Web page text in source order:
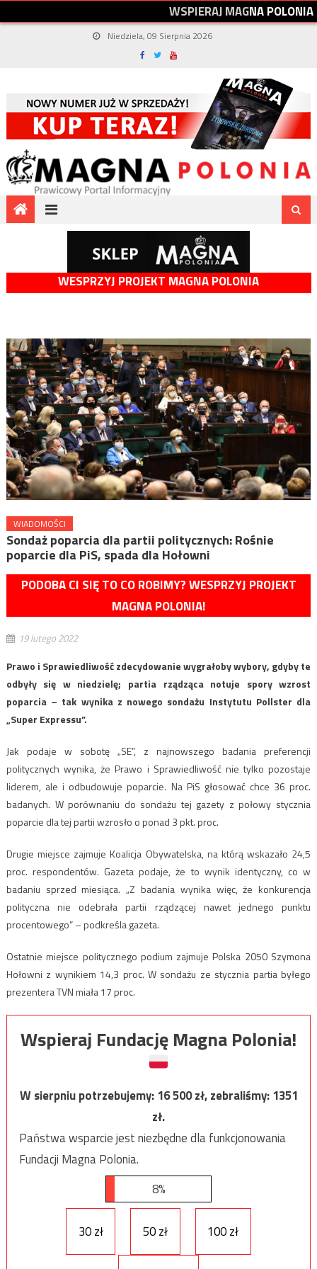
WSPIERAJMAGNAPOLONIA
Niedziela, 09 Sierpnia 2026
WESPRZYJ PROJEKT MAGNA POLONIA
WIADOMOŚCI
Sondaż poparcia dla partii politycznych: Rośnie
poparcie dla PiS, spada dla Hołowni
PODOBA CI SIĘ TO CO ROBIMY? WESPRZYJ PROJEKT
MAGNA POLONIA!
19 lutego 2022
Prawo i Sprawiedliwość zdecydowanie wygrałoby wybory, gdyby te
odbyły się w niedzielę; partia rządząca notuje spory wzrost
poparcia – tak wynika z nowego sondażu Instytutu Pollster dla
„Super Expressu”.
Jak podaje w sobotę „SE”, z najnowszego badania preferencji
politycznych wynika, że Prawo i Sprawiedliwość nie tylko pozostaje
liderem, ale i odbudowuje poparcie. Na PiS głosować chce 36 proc.
badanych. W porównaniu do sondażu tej gazety z połowy stycznia
poparcie dla tej partii wzrosło o ponad 3 pkt. proc.
Drugie miejsce zajmuje Koalicja Obywatelska, na którą wskazało 24,5
proc. respondentów. Gazeta podaje, że to wynik identyczny, co w
badaniu sprzed miesiąca. „Z badania wynika więc, że konkurencja
polityczna nie odebrała partii rządzącej nawet jednego punktu
procentowego” – podkreśla gazeta.
Ostatnie miejsce politycznego podium zajmuje Polska 2050 Szymona
Hołowni z wynikiem 14,3 proc. W sondażu ze stycznia partia byłego
prezentera TVN miała 17 proc.
Wspieraj Fundację Magna Polonia!
W sierpniu potrzebujemy:16 500zł, zebraliśmy:1351
zł.
Państwa wsparcie jest niezbędne dla funkcjonowania
Fundacji Magna Polonia.
8%
30 zł 50 zł 100 zł